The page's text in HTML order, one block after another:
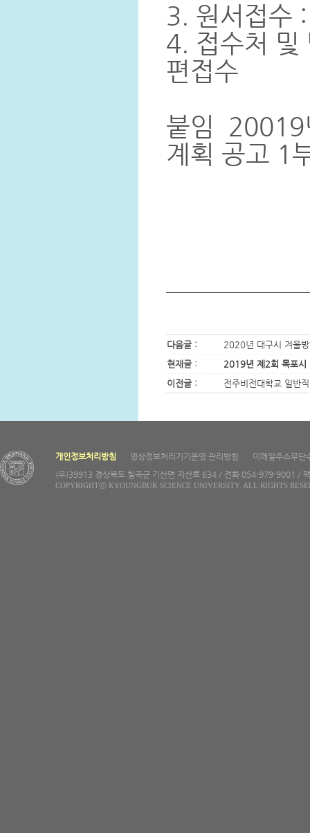
3. 원서접
4. 접수처 및
편접수
붙임 20019
계획 공고 1
다음글 :
2020년 대구시 겨울
현재글 :
2019년 제2회 목포시
이전글 :
전주비전대학교 일반
개인정보처리방침 영상정보처리기기운영·관리방침
이메일주소무단
(우)39913 경상북도 칠곡군 기산면 지산로 634 / 전화 054-979-9001 /
COPYRIGHTⓒ KYOUNGBUK SCIENCE UNIVERSITY. ALL RIGHTS